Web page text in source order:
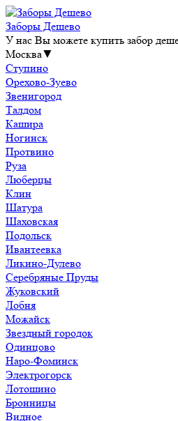
Заборы Дешево
У нас Вы можете купить забор
Москва▼
Ступино
Орехово-Зуево
Звенигород
Талдом
Кашира
Ногинск
Протвино
Руза
Люберцы
Клин
Шатура
Шаховская
Подольск
Ивантеевка
Ликино-Дулево
Серебряные Пруды
Жуковский
Лобня
Можайск
Звездный городок
Одинцово
Наро-Фоминск
Электрогорск
Лотошино
Бронницы
Видное